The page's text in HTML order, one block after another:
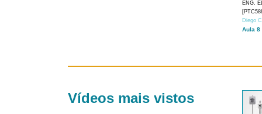
ENG.
Diego
Aula 8
Vídeos mais vistos